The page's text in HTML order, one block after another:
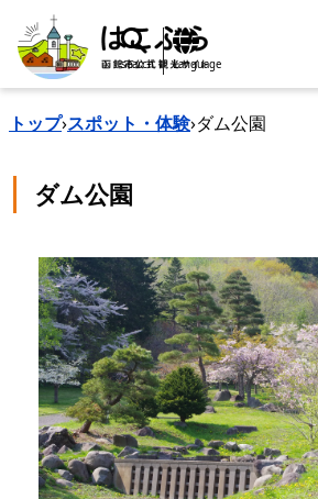
search Language
トップ›スポット・体験›ダム公園
ダム公園